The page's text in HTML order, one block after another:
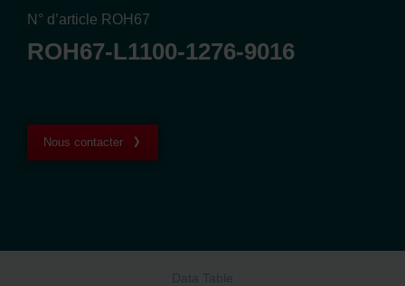
N° d’article ROH67
ROH67-L1100-1276-9016
Nous contacter
Data Table